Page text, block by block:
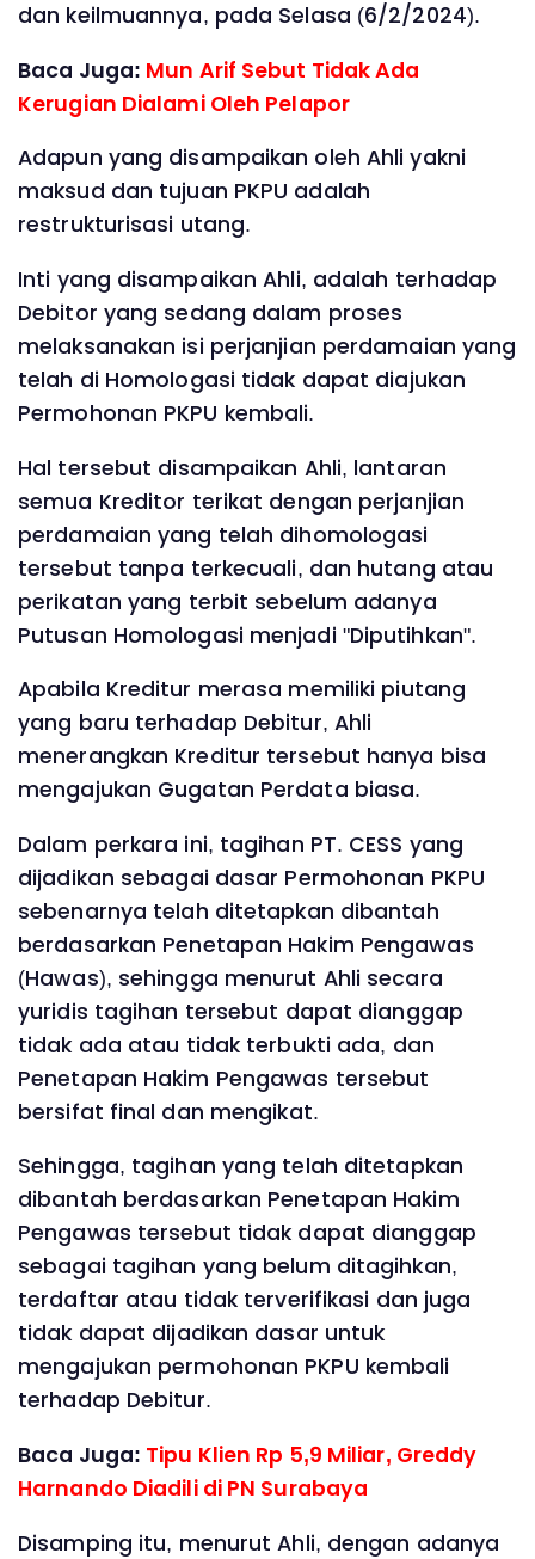
dan keilmuannya, pada Selasa (6/2/2024).
Baca Juga: Mun Arif Sebut Tidak Ada
Kerugian Dialami Oleh Pelapor
Adapun yang disampaikan oleh Ahli yakni
maksud dan tujuan PKPU adalah
restrukturisasi utang.
Inti yang disampaikan Ahli, adalah terhadap
Debitor yang sedang dalam proses
melaksanakan isi perjanjian perdamaian yang
telah di Homologasi tidak dapat diajukan
Permohonan PKPU kembali.
Hal tersebut disampaikan Ahli, lantaran
semua Kreditor terikat dengan perjanjian
perdamaian yang telah dihomologasi
tersebut tanpa terkecuali, dan hutang atau
perikatan yang terbit sebelum adanya
Putusan Homologasi menjadi "Diputihkan".
Apabila Kreditur merasa memiliki piutang
yang baru terhadap Debitur, Ahli
menerangkan Kreditur tersebut hanya bisa
mengajukan Gugatan Perdata biasa.
Dalam perkara ini, tagihan PT. CESS yang
dijadikan sebagai dasar Permohonan PKPU
sebenarnya telah ditetapkan dibantah
berdasarkan Penetapan Hakim Pengawas
(Hawas), sehingga menurut Ahli secara
yuridis tagihan tersebut dapat dianggap
tidak ada atau tidak terbukti ada, dan
Penetapan Hakim Pengawas tersebut
bersifat final dan mengikat.
Sehingga, tagihan yang telah ditetapkan
dibantah berdasarkan Penetapan Hakim
Pengawas tersebut tidak dapat dianggap
sebagai tagihan yang belum ditagihkan,
terdaftar atau tidak terverifikasi dan juga
tidak dapat dijadikan dasar untuk
mengajukan permohonan PKPU kembali
terhadap Debitur.
Baca Juga: Tipu Klien Rp 5,9 Miliar, Greddy
Harnando Diadili di PN Surabaya
Disamping itu, menurut Ahli, dengan adanya